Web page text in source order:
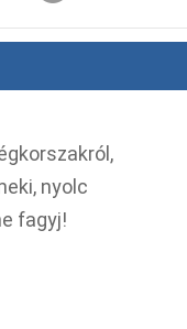
nyolc
fagyj!